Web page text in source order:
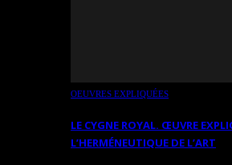
OEUVRES EXPLIQUÉES
LE CYGNE ROYAL. ŒUVRE
L’HERMÉNEUTIQUE DE L’ART